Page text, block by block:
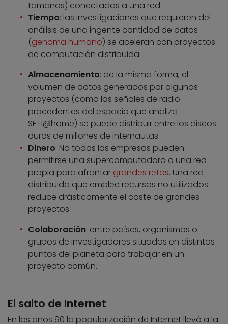
tamaños) conectadas a una red.
Tiempo: las investigaciones que requieren del
análisis de una ingente cantidad de datos
(genoma humano) se aceleran con proyectos
de computación distribuida.
Almacenamiento: de la misma forma, el
volumen de datos generados por algunos
proyectos (como las señales de radio
procedentes del espacio que analiza
SETI@home) se puede distribuir entre los discos
duros de millones de internautas.
Dinero: No todas las empresas pueden
permitirse una supercomputadora o una red
propia para afrontar grandes retos. Una red
distribuida que emplee recursos no utilizados
reduce drásticamente el coste de grandes
proyectos.
Colaboración: entre países, organismos o
grupos de investigadores situados en distintos
puntos del planeta para trabajar en un
proyecto común.
El salto de Internet
En los años 90 la popularización de Internet llevó a la